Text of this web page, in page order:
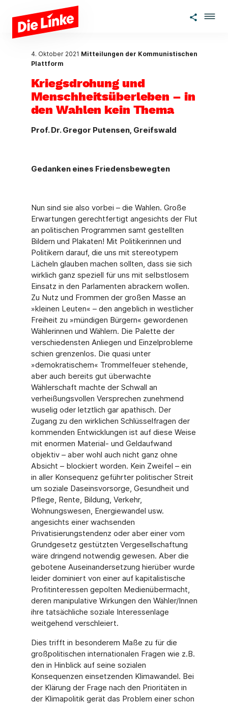
Zum Hauptinhalt springen
4. Oktober 2021 Mitteilungen der Kommunistischen
Plattform
Kriegsdrohung und
Menschheitsüberleben – in
den Wahlen kein Thema
Prof. Dr. Gregor Putensen, Greifswald
Gedanken eines Friedensbewegten
Nun sind sie also vorbei – die Wahlen. Große
Erwartungen gerechtfertigt angesichts der Flut
an politischen Programmen samt gestellten
Bildern und Plakaten! Mit Politikerinnen und
Politikern darauf, die uns mit stereotypem
Lächeln glauben machen sollten, dass sie sich
wirklich ganz speziell für uns mit selbstlosem
Einsatz in den Parlamenten abrackern wollen.
Zu Nutz und Frommen der großen Masse an
»kleinen Leuten« – den angeblich in westlicher
Freiheit zu »mündigen Bürgern« gewordenen
Wählerinnen und Wählern. Die Palette der
verschiedensten Anliegen und Einzelprobleme
schien grenzenlos. Die quasi unter
»demokratischem« Trommelfeuer stehende,
aber auch bereits gut überwachte
Wählerschaft machte der Schwall an
verheißungsvollen Versprechen zunehmend
wuselig oder letztlich gar apathisch. Der
Zugang zu den wirklichen Schlüsselfragen der
kommenden Entwicklungen ist auf diese Weise
mit enormen Material- und Geldaufwand
objektiv – aber wohl auch nicht ganz ohne
Absicht – blockiert worden. Kein Zweifel – ein
in aller Konsequenz geführter politischer Streit
um soziale Daseinsvorsorge, Gesundheit und
Pflege, Rente, Bildung, Verkehr,
Wohnungswesen, Energiewandel usw.
angesichts einer wachsenden
Privatisierungstendenz oder aber einer vom
Grundgesetz gestützten Vergesellschaftung
wäre dringend notwendig gewesen. Aber die
gebotene Auseinandersetzung hierüber wurde
leider dominiert von einer auf kapitalistische
Profitinteressen gepolten Medienübermacht,
deren manipulative Wirkungen den Wähler/Innen
ihre tatsächliche soziale Interessenlage
weitgehend verschleiert.
Dies trifft in besonderem Maße zu für die
großpolitischen internationalen Fragen wie z.B.
den in Hinblick auf seine sozialen
Konsequenzen einsetzenden Klimawandel. Bei
der Klärung der Frage nach den Prioritäten in
der Klimapolitik gerät das Problem einer schon